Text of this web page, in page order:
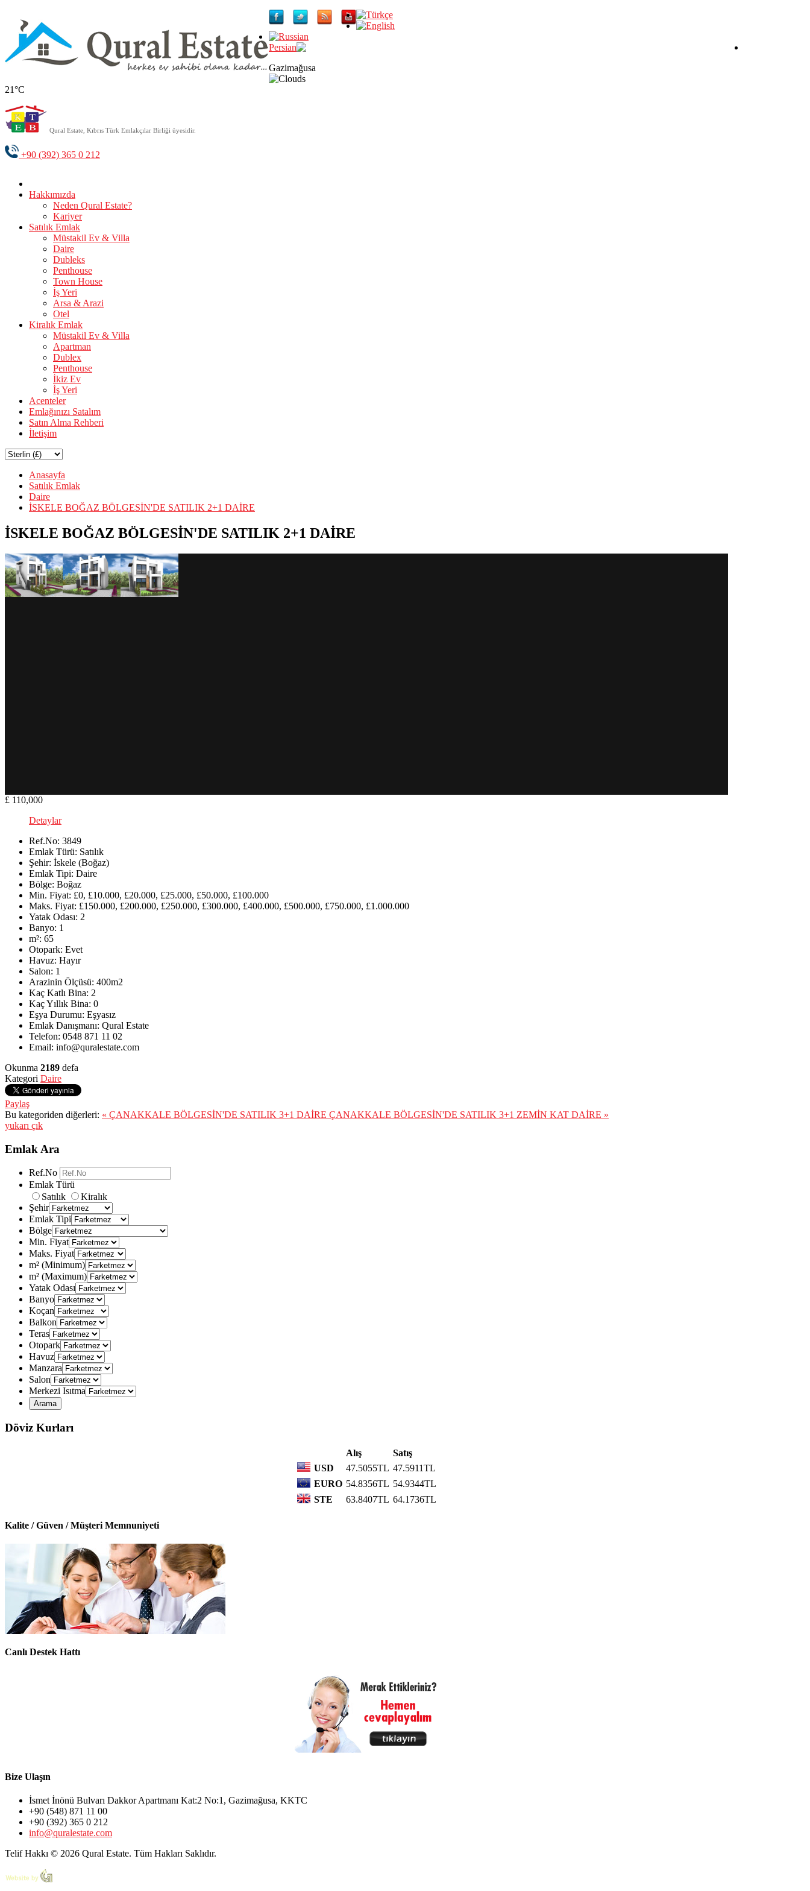
Gazimağusa
21°C
Qural Estate, Kıbrıs Türk Emlakçılar Birliği üyesidir.
+90 (392) 365 0 212
Hakkımızda
Neden Qural Estate?
Kariyer
Satılık Emlak
Müstakil Ev & Villa
Daire
Dubleks
Penthouse
Town House
İş Yeri
Arsa & Arazi
Otel
Kiralık Emlak
Müstakil Ev & Villa
Apartman
Dublex
Penthouse
İkiz Ev
İş Yeri
Acenteler
Emlağınızı Satalım
Satın Alma Rehberi
İletişim
Anasayfa
Satılık Emlak
Daire
İSKELE BOĞAZ BÖLGESİN'DE SATILIK 2+1 DAİRE
İSKELE BOĞAZ BÖLGESİN'DE SATILIK 2+1 DAİRE
£ 110,000
Detaylar
Ref.No: 3849
Emlak Türü: Satılık
Şehir: İskele (Boğaz)
Emlak Tipi: Daire
Bölge: Boğaz
Min. Fiyat: £0, £10.000, £20.000, £25.000, £50.000, £100.000
Maks. Fiyat: £150.000, £200.000, £250.000, £300.000, £400.000, £500.000, £750.000, £1.000.000
Yatak Odası: 2
Banyo: 1
m²: 65
Otopark: Evet
Havuz: Hayır
Salon: 1
Arazinin Ölçüsü: 400m2
Kaç Katlı Bina: 2
Kaç Yıllık Bina: 0
Eşya Durumu: Eşyasız
Emlak Danışmanı: Qural Estate
Telefon: 0548 871 11 02
Email: info@quralestate.com
Okunma 2189 defa
Kategori Daire
Paylaş
Bu kategoriden diğerleri: « ÇANAKKALE BÖLGESİN'DE SATILIK 3+1 DAİRE ÇANAKKALE BÖLGESİN'DE SATILIK 3+1 ZEMİN KAT DAİRE »
yukarı çık
Emlak Ara
Ref.No
Emlak Türü
Satılık
Kiralık
Şehir
Emlak Tipi
Bölge
Min. Fiyat
Maks. Fiyat
m² (Minimum)
m² (Maximum)
Yatak Odası
Banyo
Koçan
Balkon
Teras
Otopark
Havuz
Manzara
Salon
Merkezi Isıtma
Döviz Kurları
Alış
Satış
USD
47.5055TL 47.5911TL
EURO 54.8356TL 54.9344TL
STE
63.8407TL 64.1736TL
Kalite / Güven / Müşteri Memnuniyeti
Canlı Destek Hattı
Bize Ulaşın
İsmet İnönü Bulvarı Dakkor Apartmanı Kat:2 No:1, Gazimağusa, KKTC
+90 (548) 871 11 00
+90 (392) 365 0 212
info@quralestate.com
Telif Hakkı © 2026 Qural Estate. Tüm Hakları Saklıdır.